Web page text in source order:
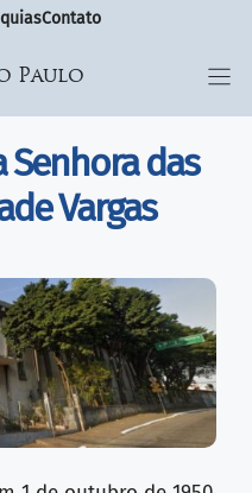
Contato
Paulo
Senhora das
Vargas